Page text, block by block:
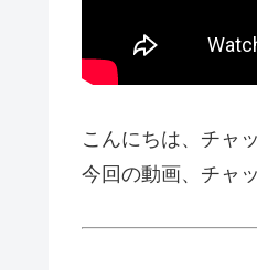
こんにちは、チャ
今回の動画、チャ